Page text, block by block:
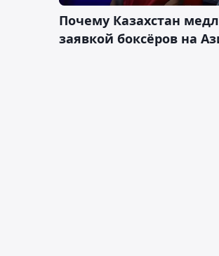
Почему Казахстан
заявкой боксёров на